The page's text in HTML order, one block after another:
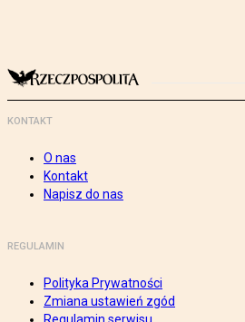
KONTAKT
O nas
Kontakt
Napisz do nas
REGULAMIN
Polityka Prywatności
Zmiana ustawień zgód